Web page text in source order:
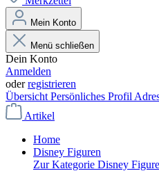
Mein Konto
Menü schließen
Dein Konto
Anmelden
oderregistrieren
Übersicht Persönliches Profil
Artikel
Home
Disney Figuren
Zur Kategorie Disney